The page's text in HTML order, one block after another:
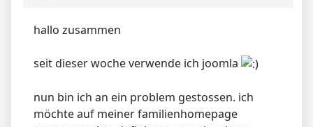
hallo zusammen
seit dieser woche verwende ich joomla
nun bin ich an ein problem gestossen. ich
möchte auf meiner familienhomepage